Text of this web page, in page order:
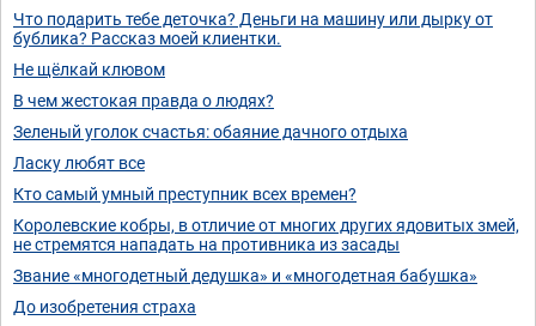
Что подарить тебе деточка? Деньги на машину или дырку от
бублика? Рассказ моей клиентки.
Не щёлкай клювом
В чем жестокая правда о людях?
Зеленый уголок счастья: обаяние дачного отдыха
Ласку любят все
Кто самый умный преступник всех времен?
Королевские кобры, в отличие от многих других ядовитых змей,
не стремятся нападать на противника из засады
Звание «многодетный дедушка» и «многодетная бабушка»
До изобретения страха